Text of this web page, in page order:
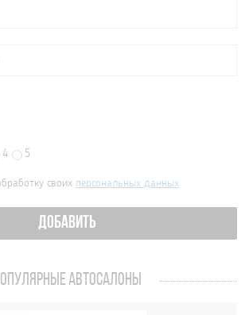
4 5
своих персональных данных
ДОБАВИТЬ
АВТОСАЛОНЫ